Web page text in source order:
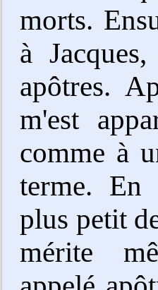
morts.
à
apôtres.
m'est
comme à
terme.
plus petit
mérite